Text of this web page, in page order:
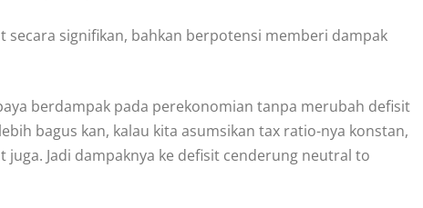
signifikan, bahkan berpotensi memberi dampak
berdampak pada perekonomian tanpa merubah defisit
bagus kan, kalau kita asumsikan tax ratio-nya konstan,
Jadi dampaknya ke defisit cenderung neutral to